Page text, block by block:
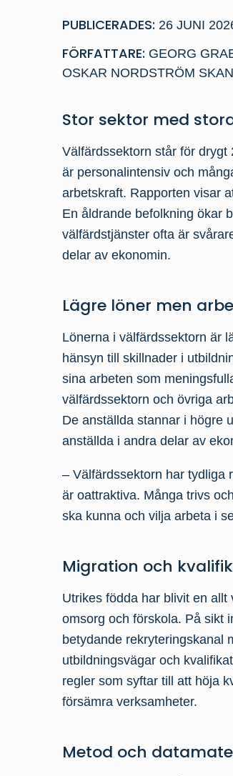
PUBLICERADES: 26 JUNI
FÖRFATTARE: GEORG
OSKAR NORDSTRÖM
Stor sektor med
Välfärdssektorn står för
är personalintensiv och
arbetskraft. Rapporten visar
En åldrande befolkning ökar
välfärdstjänster ofta är
delar av ekonomin.
Lägre löner men
Lönerna i välfärdssektorn är
hänsyn till skillnader i
sina arbeten som
välfärdssektorn och övriga
De anställda stannar i högre
anställda i andra delar av
– Välfärdssektorn har tydliga
är oattraktiva. Många trivs
ska kunna och vilja arbeta i
Migration och
Utrikes födda har blivit en
omsorg och förskola. På sikt
betydande rekryteringskanal
utbildningsvägar och
regler som syftar till att höja
försämra verksamheter.
Metod och